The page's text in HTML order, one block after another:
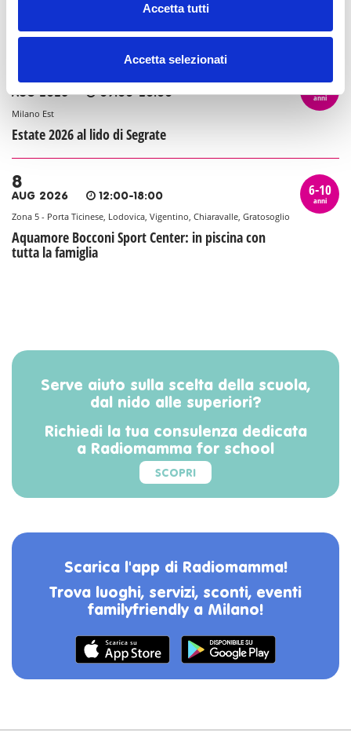
Accetta tutti
Accetta selezionati
Al David Lloyd Malaspina: le piscine all'aperto
8
AUG 2026 09:00-20:00
Milano Est
Estate 2026 al lido di Segrate
6-10
anni
8
AUG 2026 12:00-18:00
Zona 5 - Porta Ticinese, Lodovica, Vigentino, Chiaravalle, Gratosoglio
Aquamore Bocconi Sport Center: in piscina con
tutta la famiglia
6-10
anni
Serve aiuto sulla scelta della scuola,
dal nido alle superiori?
Richiedi la tua consulenza dedicata
a Radiomamma for school
SCOPRI
Scarica l'app di Radiomamma!
Trova luoghi, servizi, sconti, eventi
familyfriendly a Milano!